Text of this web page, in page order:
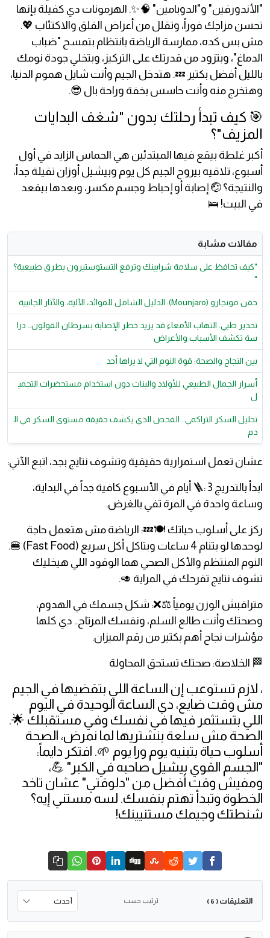
"الأندورفين" و"الدوبامين" 🧠✨. الهرمونات دي كفيلة بإنها
تحسن مزاجك فوراً، وتقلل من أعراض القلق والاكتئاب 💖.
مش بس كده، ممارسة الرياضة بانتظام بتمسح "ضباب
الدماغ"، وبتزود من قدرتك على التركيز، وبتخلي جودة نومك
بالليل أفضل بكتير 💤. هتدخل الجيم وأنت شايل هموم الدنيا،
وهتخرج منه وأنت حاسس بخفة وراحة بال 😎.
🎯 كيف تبدأ رحلتك بدون "شغف البدايات
المزيف"؟
أكبر غلطة بيقع فيها المبتدئين هي الحماس الزايد في أول
أسبوع، تلاقيه بيروح الجيم كل يوم وبيشيل أوزان تقيلة جداً،
والنتيجة؟ 🤕 إصابة أو إحباط وجسم مكسر، وبعدها بيقعد
في البيت! 🛌
مقالات مشابة
"كيف تحافظ على سلامة شرايينك وترفع التستوستيرون بطرق طبيعية؟
"
حقن مونجارو (Mounjaro): الدليل الشامل للفوائد، الآلية، والآثار الجانبية
تحذير طبي: التهاب الأمعاء قد يزيد خطر الإصابة بسرطان القولون.. درا
سة تكشف الأسباب والأعراض
بين النجاح والصحة: قوة النوم التي لا يراها أحد
أسرار الجمال الطبيعي للأولاد والبنات دون استخدام مستحضرات التجمي
ل
تحليل السكر التراكمي.. الفحص الذي يكشف حقيقة مستوى السكر في ال
دم
عشان تعمل استمرارية حقيقية وتشوف نتايج بجد، اتبع الآتي:
ابدأ بالتدريج 🪜: 3 أيام في الأسبوع كافية جداً في البداية،
وساعة واحدة في المرة تفي بالغرض.
ركز على أسلوب حياتك 🍽️💤: الرياضة مش هتعمل حاجة
لوحدها لو بتنام 4 ساعات وبتاكل أكل سريع (Fast Food) 🍔.
النوم المنتظم والأكل الصحي هما الوقود اللي هيخليك
تشوف نتايج تفرحك في المراية 🥑.
متراقبش الوزن يومياً ⚖️❌: شكل جسمك في الهدوم،
وصحتك وأنت طالع السلم، ونفسك المرتاح.. دي كلها
مؤشرات نجاح أهم بكتير من رقم الميزان.
🏁 الخلاصة: صحتك تستحق المحاولة
، لازم تستوعب إن الساعة اللي بتقضيها في الجيم
مش وقت ضايع، دي الساعة الوحيدة في اليوم
اللي بتستثمر فيها في نفسك وفي مستقبلك 🌟.
الصحة مش سلعة بنشتريها لما نمرض، الصحة
أسلوب حياة بتبنيه يوم ورا يوم 🌱. افتكر دايماً:
"الجسم القوي بيشيل صاحبه في الكبر" 💪،
ومفيش وقت أفضل من "دلوقتي" عشان تاخد
الخطوة وتبدأ تهتم بنفسك. لسه مستني إيه؟
شنطتك وجيمك مستنيينك!
التعليقات ( 6 ) ترتيب حسب